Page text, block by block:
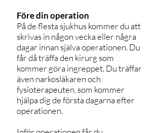
Före din operation
På de flesta sjukhus kommer du att
skrivas in någon vecka eller några
dagar innan själva operationen. Du
får då träffa den kirurg som
kommer göra ingreppet. Du träffar
även narkosläkaren och
fysioterapeuten, som kommer
hjälpa dig de första dagarna efter
operationen.